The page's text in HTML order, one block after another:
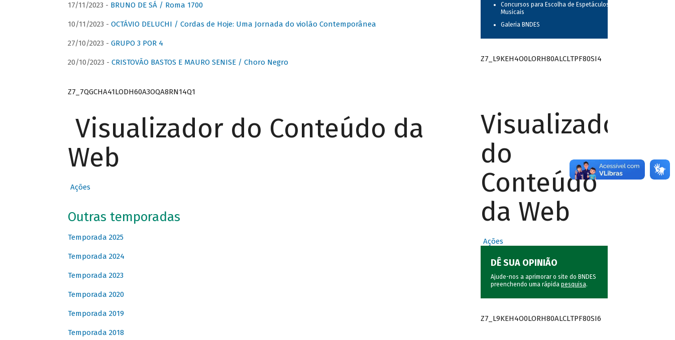
17/11/2023 - BRUNO DE SÁ / Roma 1700
10/11/2023 - OCTÁVIO DELUCHI / Cordas de Hoje: Uma Jornada do violão Contemporânea
27/10/2023 - GRUPO 3 POR 4
20/10/2023 - CRISTOVÃO BASTOS E MAURO SENISE / Choro Negro
Z7_7QGCHA41LODH60A3OQA8RN14Q1
Visualizador do Conteúdo da
Web
Ações
Outras temporadas
Temporada 2025
Temporada 2024
Temporada 2023
Temporada 2020
Temporada 2019
Temporada 2018
Concursos para Escolha de Espetáculos
Musicais
Galeria BNDES
Z7_L9KEH4O0LORH80ALCLTPF80SI4
Visualizador
do
Conteúdo
da Web
Ações
DÊ SUA OPINIÃO
Ajude-nos a aprimorar o site do BNDES
preenchendo uma rápida pesquisa.
Z7_L9KEH4O0LORH80ALCLTPF80SI6